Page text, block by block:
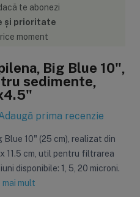
te abonezi
și prioritate
moment
Big Blue 10",
sedimente,
prima recenzie
10" (25 cm), realizat din
11.5 cm, util pentru filtrarea
disponibile: 1, 5, 20 microni.
mult